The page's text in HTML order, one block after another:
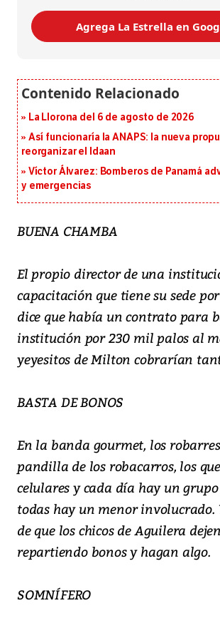
Agrega La Estrella en
La Llorona del 6 de agosto de 2026
Así funcionaría la ANAPS: la nueva
reorganizar el Idaan
Víctor Álvarez: Bomberos de Panamá
y emergencias
BUENA CHAMBA
El propio director de una
capacitación que tiene su sede
dice que había un contrato para
institución por 230 mil palos al
yeyesitos de Milton cobrarían
BASTA DE BONOS
En la banda gourmet, los
pandilla de los robacarros, los
celulares y cada día hay un grupo
todas hay un menor involucrado.
de que los chicos de Aguilera
repartiendo bonos y hagan algo.
SOMNÍFERO